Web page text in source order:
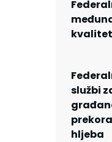
službi
hljeba